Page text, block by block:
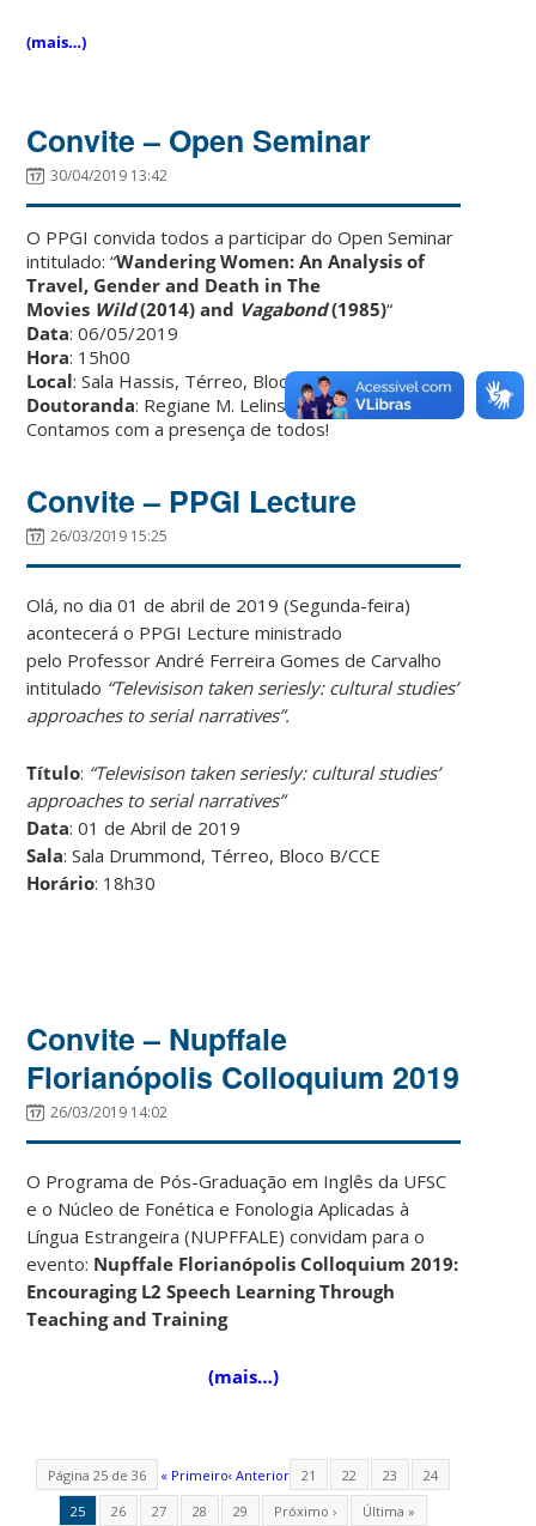
(mais…)
Convite – Open Seminar
30/04/2019 13:42
O PPGI convida todos a participar do Open Seminar
intitulado: “Wandering Women: An Analysis of
Travel, Gender and Death in The
Movies Wild(2014) and Vagabond(1985)“
Data: 06/05/2019
Hora: 15h00
Local: Sala Hassis, Térreo, Bloco B, CCE/UFSC
Doutoranda: Regiane M. Lelinski.
Contamos com a presença de todos!
Convite – PPGI Lecture
26/03/2019 15:25
Olá, no dia 01 de abril de 2019 (Segunda-feira)
acontecerá o PPGI Lecture ministrado
pelo Professor André Ferreira Gomes de Carvalho
intitulado “Televisison taken seriesly: cultural studies’
approaches to serial narratives”.
Título: “Televisison taken seriesly: cultural studies’
approaches to serial narratives”
Data: 01 de Abril de 2019
Sala: Sala Drummond, Térreo, Bloco B/CCE
Horário: 18h30
Convite – Nupffale
Florianópolis Colloquium 2019
26/03/2019 14:02
O Programa de Pós-Graduação em Inglês da UFSC
e o Núcleo de Fonética e Fonologia Aplicadas à
Língua Estrangeira (NUPFFALE) convidam para o
evento: Nupffale Florianópolis Colloquium 2019:
Encouraging L2 Speech Learning Through
Teaching and Training
(mais…)
Página 25 de 36 « Primeiro‹ Anterior 21 22 23
24
25
26 27 28 29 Próximo › Última »